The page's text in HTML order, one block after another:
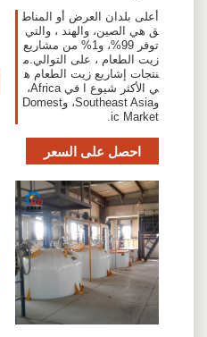
أعلى بلدان العرض أو المناط
ق هي الصين، والهند ، والتي
توفر 99%، و1% من مشاريع
زيت الطعام ، على التوالي.م
نتجات إشاريع زيت الطعام ه
ي الأكثر شيوع ا في Africa،
وSoutheast Asia، وDomest
ic Market.
احصل على السعر